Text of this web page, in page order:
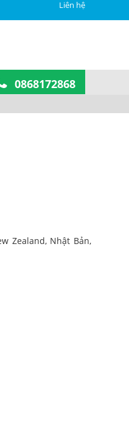
Liên hệ
0868172868
Zealand, Nhật Bản,